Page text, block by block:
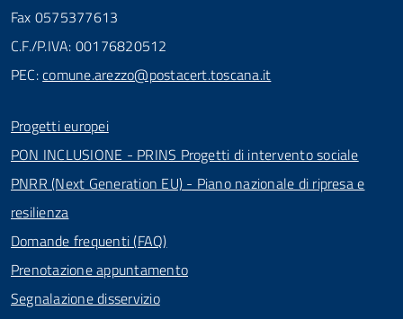
Fax 0575377613
C.F./P.IVA: 00176820512
PEC:comune.arezzo@postacert.toscana.it
Progetti europei
PON INCLUSIONE - PRINS Progetti di intervento sociale
PNRR (Next Generation EU) - Piano nazionale di ripresa e
resilienza
Domande frequenti (FAQ)
Prenotazione appuntamento
Segnalazione disservizio